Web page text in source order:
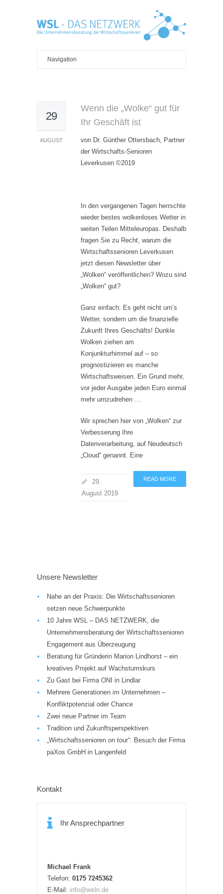
29
AUGUST
Wenn die „Wolke“ gut für
Ihr Geschäft ist
von Dr. Günther Ottersbach, Partner
der Wirtschafts-Senioren
Leverkusen ©2019
In den vergangenen Tagen herrschte
wieder bestes wolkenloses Wetter in
weiten Teilen Mitteleuropas. Deshalb
fragen Sie zu Recht, warum die
Wirtschaftssenioren Leverkusen
jetzt diesen Newsletter über
„Wolken“ veröffentlichen? Wozu sind
„Wolken“ gut?
Ganz einfach: Es geht nicht um’s
Wetter, sondern um die finanzielle
Zukunft Ihres Geschäfts! Dunkle
Wolken ziehen am
Konjunkturhimmel auf – so
prognostizieren es manche
Wirtschaftsweisen. Ein Grund mehr,
vor jeder Ausgabe jeden Euro einmal
mehr umzudrehen …
Wir sprechen hier von „Wolken“ zur
Verbesserung Ihre
Datenverarbeitung, auf Neudeutsch
„Cloud“ genannt. Eine
READ MORE
29.
August 2019
Unsere Newsletter
Nahe an der Praxis: Die Wirtschaftssenioren
setzen neue Schwerpunkte
10 Jahre WSL – DAS NETZWERK, die
Unternehmensberatung der Wirtschaftssenioren
Engagement aus Überzeugung
Beratung für Gründerin Marion Lindhorst – ein
kreatives Projekt auf Wachstumskurs
Zu Gast bei Firma ONI in Lindlar
Mehrere Generationen im Unternehmen –
Konfliktpotenzial oder Chance
Zwei neue Partner im Team
Tradition und Zukunftsperspektiven
„Wirtschaftssenioren on tour“: Besuch der Firma
paXos GmbH in Langenfeld
Kontakt
Ihr Ansprechpartner
Michael Frank
Telefon: 0175 7245362
E-Mail: info@wsln.de